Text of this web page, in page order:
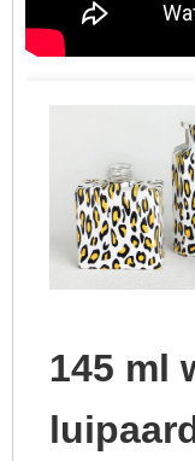
145 ml